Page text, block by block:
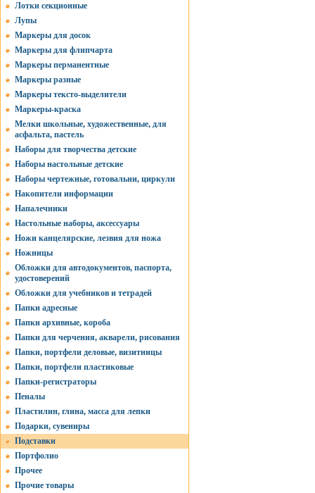
Лотки секционные
Лупы
Маркеры для досок
Маркеры для флипчарта
Маркеры перманентные
Маркеры разные
Маркеры тексто-выделители
Маркеры-краска
Мелки школьные, художественные, для
асфальта, пастель
Наборы для творчества детские
Наборы настольные детские
Наборы чертежные, готовальни, циркули
Накопители информации
Напалечники
Настольные наборы, аксессуары
Ножи канцелярские, лезвия для ножа
Ножницы
Обложки для автодокументов, паспорта,
удостоверений
Обложки для учебников и тетрадей
Папки адресные
Папки архивные, короба
Папки для черчения, акварели, рисования
Папки, портфели деловые, визитницы
Папки, портфели пластиковые
Папки-регистраторы
Пеналы
Пластилин, глина, масса для лепки
Подарки, сувениры
Подставки
Портфолио
Прочее
Прочие товары